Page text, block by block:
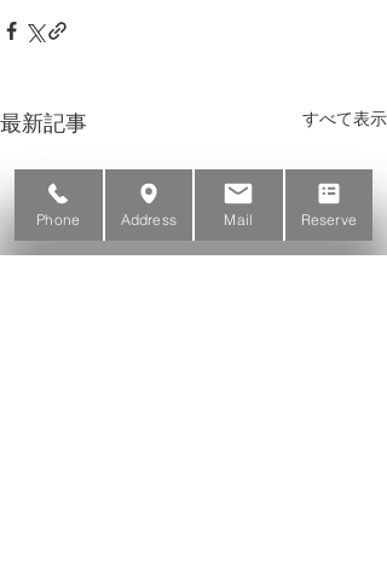
最新記事 すべて表示
Phone Address Mail Reserve